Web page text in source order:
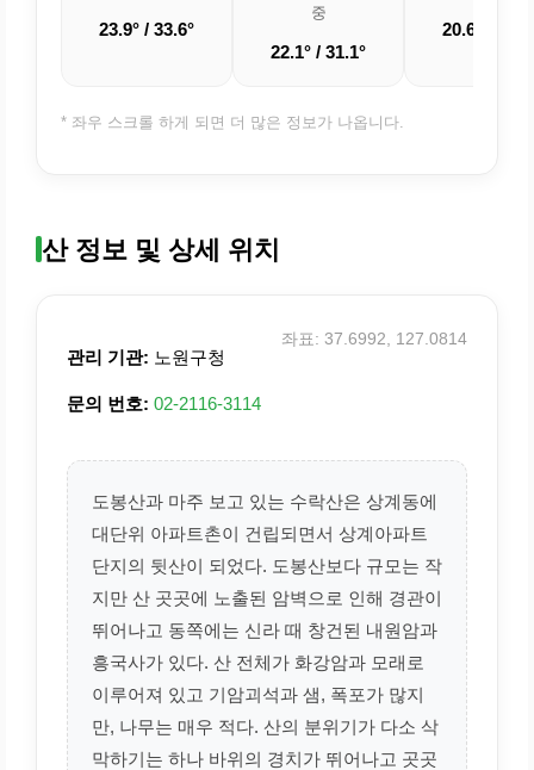
23.9° / 33.6°
중
22.1° / 31.1°
20.6° /
* 좌우 스크롤 하게 되면 더 많은 정보가 나옵니다.
산 정보 및 상세 위치
관리 기관: 노원구청
문의 번호: 02-2116-3114
좌표: 37.6992, 127.0814
도봉산과 마주 보고 있는 수락산은 상계동에
대단위 아파트촌이 건립되면서 상계아파트
단지의 뒷산이 되었다. 도봉산보다 규모는 작
지만 산 곳곳에 노출된 암벽으로 인해 경관이
뛰어나고 동쪽에는 신라 때 창건된 내원암과
흥국사가 있다. 산 전체가 화강암과 모래로
이루어져 있고 기암괴석과 샘, 폭포가 많지
만, 나무는 매우 적다. 산의 분위기가 다소 삭
막하기는 하나 바위의 경치가 뛰어나고 곳곳